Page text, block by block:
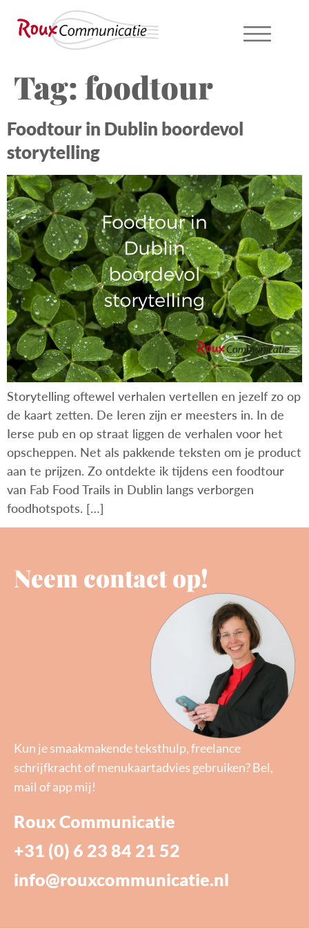
Tag: foodtour
Foodtour in Dublin boordevol
storytelling
Storytelling oftewel verhalen vertellen en jezelf zo op
de kaart zetten. De Ieren zijn er meesters in. In de
Ierse pub en op straat liggen de verhalen voor het
opscheppen. Net als pakkende teksten om je product
aan te prijzen. Zo ontdekte ik tijdens een foodtour
van Fab Food Trails in Dublin langs verborgen
foodhotspots. […]
Neem contact op!
Kun je smaakmakende teksthulp, freelance
schrijfkracht of menukaartadvies gebruiken? Bel,
mail of app mij!
Roux Communicatie
+31 (0) 6 23 84 21 52
info@rouxcommunicatie.nl